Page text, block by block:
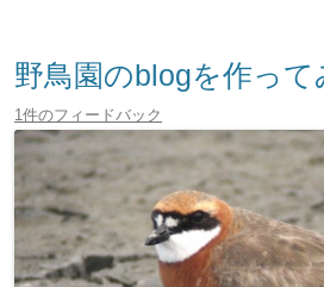
野鳥園のblogを作っ
1件のフィードバック